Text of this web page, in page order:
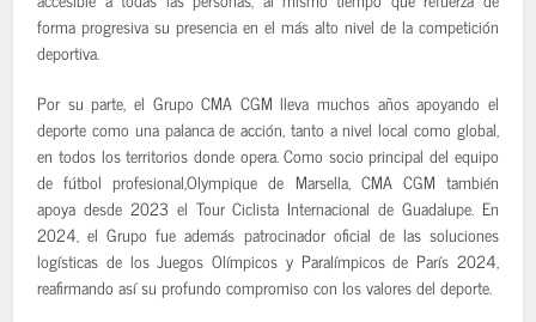
forma progresiva su presencia en el más alto nivel de la competición
deportiva.
Por su parte, el Grupo CMA CGM lleva muchos años apoyando el
deporte como una palanca de acción, tanto a nivel local como global,
en todos los territorios donde opera. Como socio principal del equipo
de fútbol profesional,Olympique de Marsella, CMA CGM también
apoya desde 2023 el Tour Ciclista Internacional de Guadalupe. En
2024, el Grupo fue además patrocinador oficial de las soluciones
logísticas de los Juegos Olímpicos y Paralímpicos de París 2024,
reafirmando así su profundo compromiso con los valores del deporte.